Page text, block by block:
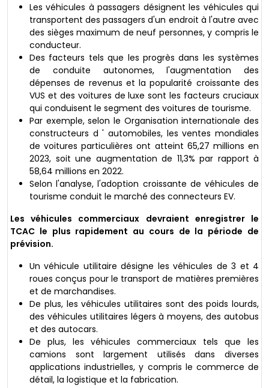
Les véhicules à passagers désignent les véhicules qui
transportent des passagers d'un endroit à l'autre avec
des sièges maximum de neuf personnes, y compris le
conducteur.
Des facteurs tels que les progrès dans les systèmes
de conduite autonomes, l'augmentation des
dépenses de revenus et la popularité croissante des
VUS et des voitures de luxe sont les facteurs cruciaux
qui conduisent le segment des voitures de tourisme.
Par exemple, selon le Organisation internationale des
constructeurs d ' automobiles, les ventes mondiales
de voitures particulières ont atteint 65,27 millions en
2023, soit une augmentation de 11,3% par rapport à
58,64 millions en 2022.
Selon l'analyse, l'adoption croissante de véhicules de
tourisme conduit le marché des connecteurs EV.
Les véhicules commerciaux devraient enregistrer le
TCAC le plus rapidement au cours de la période de
prévision.
Un véhicule utilitaire désigne les véhicules de 3 et 4
roues conçus pour le transport de matières premières
et de marchandises.
De plus, les véhicules utilitaires sont des poids lourds,
des véhicules utilitaires légers à moyens, des autobus
et des autocars.
De plus, les véhicules commerciaux tels que les
camions sont largement utilisés dans diverses
applications industrielles, y compris le commerce de
détail, la logistique et la fabrication.